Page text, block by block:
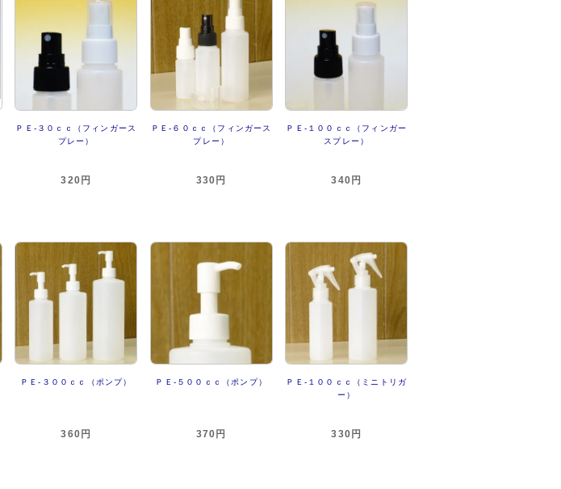
ＰＥ-３０ｃｃ（フィンガース
プレー）
320円
ＰＥ-６０ｃｃ（フィンガース
プレー）
330円
ＰＥ-１００ｃｃ（フィンガー
スプレー）
340円
ＰＥ-３００ｃｃ（ポンプ）
360円
ＰＥ-５００ｃｃ（ポンプ）
370円
ＰＥ-１００ｃｃ（ミニトリガ
ー）
330円